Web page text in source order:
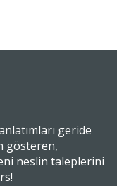
geride
gösteren,
neslin taleplerini